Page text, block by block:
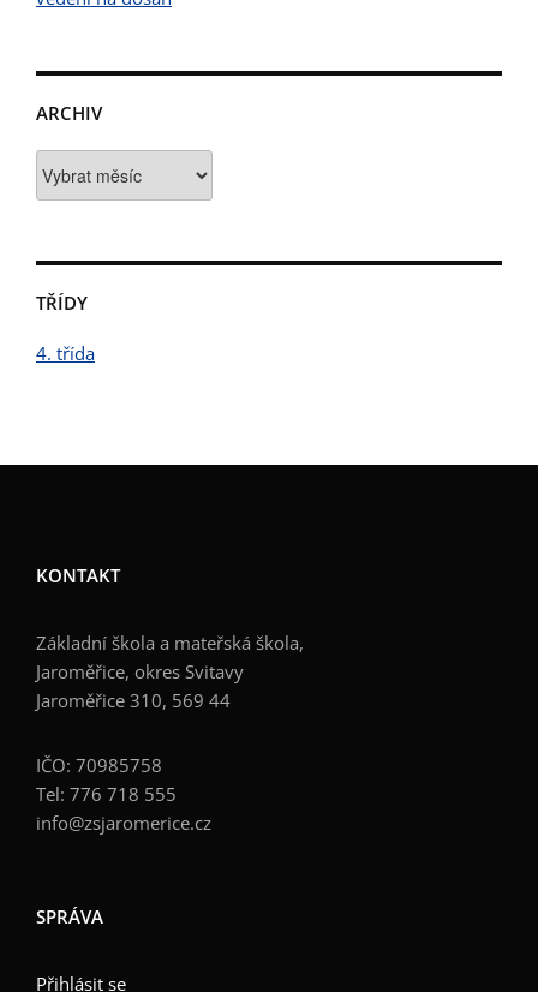
ARCHIV
TŘÍDY
4. třída
KONTAKT
Základní škola a mateřská škola,
Jaroměřice, okres Svitavy
Jaroměřice 310, 569 44
IČO: 70985758
Tel: 776 718 555
info@zsjaromerice.cz
SPRÁVA
Přihlásit se